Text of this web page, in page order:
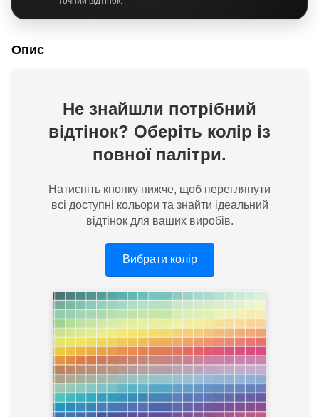
Опис
Не знайшли потрібний
відтінок? Оберіть колір із
повної палітри.
Натисніть кнопку нижче, щоб переглянути
всі доступні кольори та знайти ідеальний
відтінок для ваших виробів.
Вибрати колір